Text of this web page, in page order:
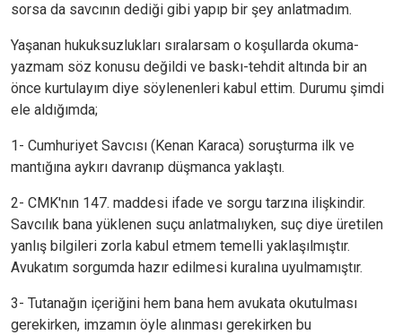
sorsa da savcının dediği gibi yapıp bir şey anlatmadım.
Yaşanan hukuksuzlukları sıralarsam o koşullarda okuma-
yazmam söz konusu değildi ve baskı-tehdit altında bir an
önce kurtulayım diye söylenenleri kabul ettim. Durumu şimdi
ele aldığımda;
1- Cumhuriyet Savcısı (Kenan Karaca) soruşturma ilk ve
mantığına aykırı davranıp düşmanca yaklaştı.
2- CMK'nın 147. maddesi ifade ve sorgu tarzına ilişkindir.
Savcılık bana yüklenen suçu anlatmalıyken, suç diye üretilen
yanlış bilgileri zorla kabul etmem temelli yaklaşılmıştır.
Avukatım sorgumda hazır edilmesi kuralına uyulmamıştır.
3- Tutanağın içeriğini hem bana hem avukata okutulması
gerekirken, imzamın öyle alınması gerekirken bu